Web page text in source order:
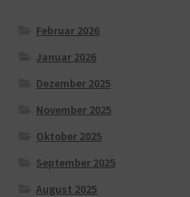
Februar 2026
Januar 2026
Dezember 2025
November 2025
Oktober 2025
September 2025
August 2025